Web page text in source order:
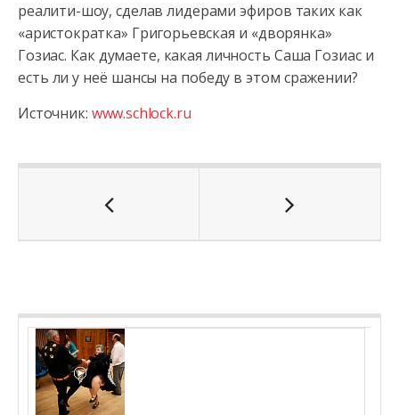
реалити-шоу, сделав лидерами эфиров таких как
«аристократка» Григорьевская и «дворянка»
Гозиас. Как думаете, какая личность Саша Гозиас и
есть ли у неё шансы на победу в этом сражении?
Источник: www.schlock.ru